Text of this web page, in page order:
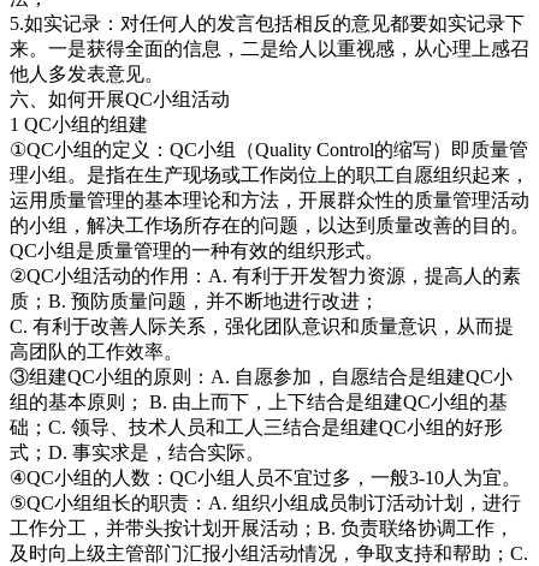
5.如实记录：对任何人的发言包括相反的意见都要如实记录下
来。一是获得全面的信息，二是给人以重视感，从心理上感召
他人多发表意见。
六、如何开展QC小组活动
1 QC小组的组建
①QC小组的定义：QC小组（Quality Control的缩写）即质量管
理小组。是指在生产现场或工作岗位上的职工自愿组织起来，
运用质量管理的基本理论和方法，开展群众性的质量管理活动
的小组，解决工作场所存在的问题，以达到质量改善的目的。
QC小组是质量管理的一种有效的组织形式。
②QC小组活动的作用：A. 有利于开发智力资源，提高人的素
质；B. 预防质量问题，并不断地进行改进；
C. 有利于改善人际关系，强化团队意识和质量意识，从而提
高团队的工作效率。
③组建QC小组的原则：A. 自愿参加，自愿结合是组建QC小
组的基本原则； B. 由上而下，上下结合是组建QC小组的基
础；C. 领导、技术人员和工人三结合是组建QC小组的好形
式；D. 事实求是，结合实际。
④QC小组的人数：QC小组人员不宜过多，一般3-10人为宜。
⑤QC小组组长的职责：A. 组织小组成员制订活动计划，进行
工作分工，并带头按计划开展活动；B. 负责联络协调工作，
及时向上级主管部门汇报小组活动情况，争取支持和帮助；C.